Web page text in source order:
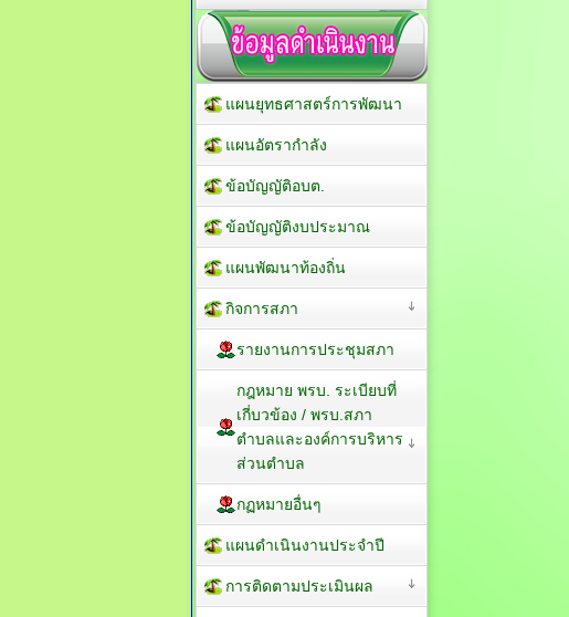
แผนยุทธศาสตร์การพัฒนา
แผนอัตรากำลัง
ข้อบัญญัติอบต.
ข้อบัญญัติงบประมาณ
แผนพัฒนาท้องถิ่น
กิจการสภา
รายงานการประชุมสภา
กฎหมาย พรบ. ระเบียบที่
เกี่บวข้อง / พรบ.สภา
ตำบลและองค์การบริหาร
ส่วนตำบล
กฏหมายอื่นๆ
แผนดำเนินงานประจำปี
การติดตามประเมินผล